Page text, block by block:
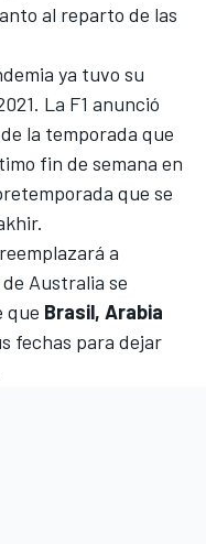
al reparto de las
ya tuvo su
La F1 anunció
la temporada que
fin de semana en
que se
.
a
Australia se
que Brasil, Arabia
fechas para dejar